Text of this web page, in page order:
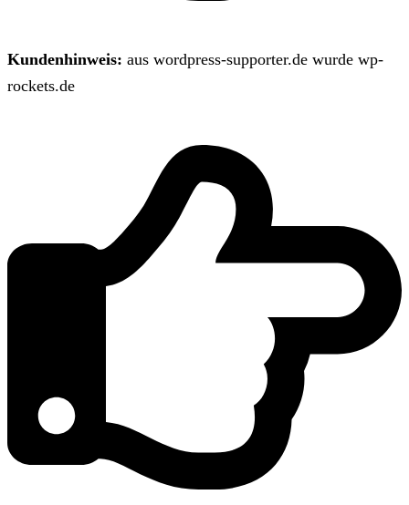
Kundenhinweis: aus wordpress-supporter.de wurde wp-
rockets.de